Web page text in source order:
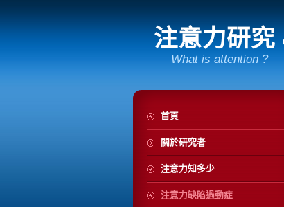
注意力研究
What is attention ?
首頁
關於研究者
注意力知多少
注意力缺陷過動症